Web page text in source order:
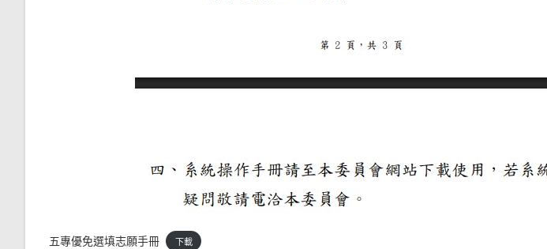
五專優免選填志願手冊 下載